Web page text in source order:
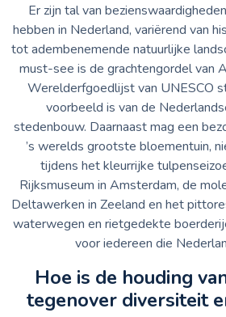
Er zijn tal van
hebben in Nederland, variërend van
tot adembenemende natuurlijke
must-see is de grachtengordel van
Werelderfgoedlijst van UNESCO
voorbeeld is van de
stedenbouw. Daarnaast mag een
’s werelds grootste bloementuin,
tijdens het kleurrijke
Rijksmuseum in Amsterdam, de
Deltawerken in Zeeland en het
waterwegen en rietgedekte
voor iedereen die
Hoe is de houding
tegenover diversiteit